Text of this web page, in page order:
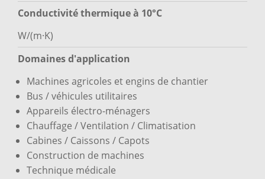
Conductivité thermique à 10°C
W/(m·K)
Domaines d'application
Machines agricoles et engins de chantier
Bus / véhicules utilitaires
Appareils électro-ménagers
Chauffage / Ventilation / Climatisation
Cabines / Caissons / Capots
Construction de machines
Technique médicale